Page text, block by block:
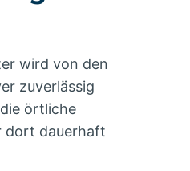
wird von den
zuverlässig
örtliche
dort dauerhaft